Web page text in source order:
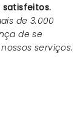
de 3.000
de se
serviços.